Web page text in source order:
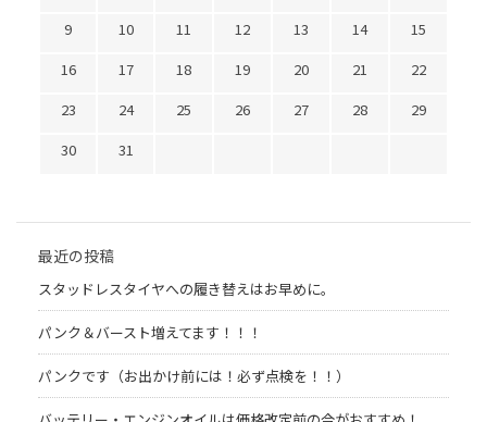
9
10 11 12 13 14
15
16
17 18 19 20 21
22
23
24 25 26 27 28
29
30
31
最近の投稿
スタッドレスタイヤへの履き替えはお早めに。
パンク＆バースト増えてます！！！
パンクです（お出かけ前には！必ず点検を！！）